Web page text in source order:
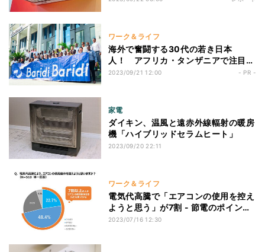
ワーク＆ライフ
海外で奮闘する30代の若き日本
人！ アフリカ・タンザニアで注目さ
れるサービスの裏側
2023/09/21 12:00 - PR -
家電
ダイキン、温風と遠赤外線輻射の暖房
機「ハイブリッドセラムヒート」
2023/09/20 22:11
ワーク＆ライフ
電気代高騰で「エアコンの使用を控え
ようと思う」が7割 - 節電のポイント
をダイキンが解説
2023/07/16 12:30